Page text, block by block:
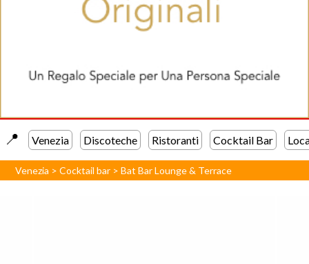
📍️ Venezia Discoteche Ristoranti Cocktail Bar
Venezia >Cocktail bar >Bat Bar Lounge & Terrace